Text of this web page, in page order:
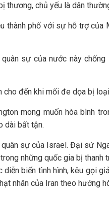
thương, chủ yếu là dân
thành phố với sự hỗ trợ của
sự của nước này chống
cho đến khi mối đe dọa bị
mong muốn hòa bình
dài bất tận.
sự của Israel. Đại sứ
những quốc gia bị thanh
biến tình hình, kêu gọi
nhân của Iran theo hướng